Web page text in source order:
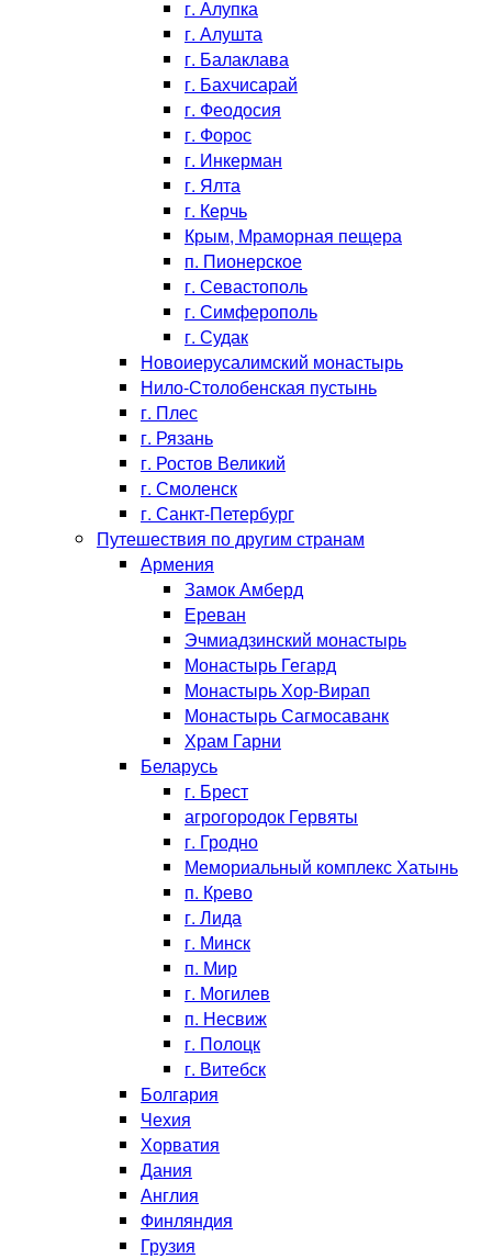
г. Алупка
г. Алушта
г. Балаклава
г. Бахчисарай
г. Феодосия
г. Форос
г. Инкерман
г. Ялта
г. Керчь
Крым, Мраморная пещера
п. Пионерское
г. Севастополь
г. Симферополь
г. Судак
Новоиерусалимский монастырь
Нило-Столобенская пустынь
г. Плес
г. Рязань
г. Ростов Великий
г. Смоленск
г. Санкт-Петербург
Путешествия по другим странам
Армения
Замок Амберд
Ереван
Эчмиадзинский монастырь
Монастырь Гегард
Монастырь Хор-Вирап
Монастырь Сагмосаванк
Храм Гарни
Беларусь
г. Брест
агрогородок Гервяты
г. Гродно
Мемориальный комплекс Хатынь
п. Крево
г. Лида
г. Минск
п. Мир
г. Могилев
п. Несвиж
г. Полоцк
г. Витебск
Болгария
Чехия
Хорватия
Дания
Англия
Финляндия
Грузия